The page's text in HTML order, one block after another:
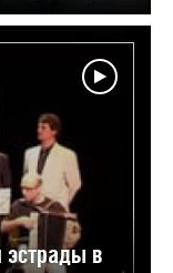
эстрады в